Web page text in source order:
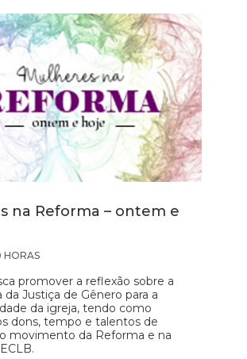
na Reforma – ontem e
HORAS
promover a reflexão sobre a
Justiça de Gênero para a
da igreja, tendo como
dons, tempo e talentos de
movimento da Reforma e na